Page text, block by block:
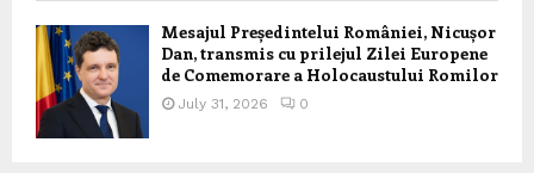
Mesajul Președintelui României, Nicușor
Dan, transmis cu prilejul Zilei Europene
de Comemorare a Holocaustului Romilor
July 31, 2026 0